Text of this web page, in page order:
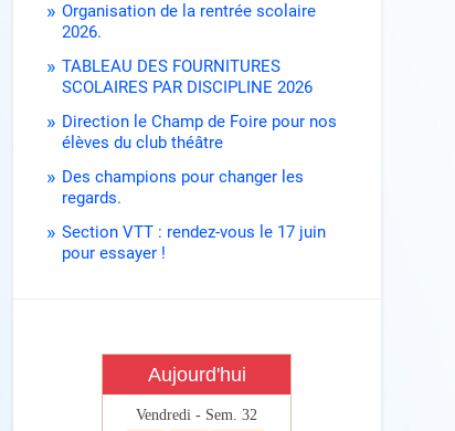
Organisation de la rentrée scolaire
2026.
TABLEAU DES FOURNITURES
SCOLAIRES PAR DISCIPLINE 2026
Direction le Champ de Foire pour nos
élèves du club théâtre
Des champions pour changer les
regards.
Section VTT : rendez-vous le 17 juin
pour essayer !
Aujourd'hui
Vendredi - Sem. 32